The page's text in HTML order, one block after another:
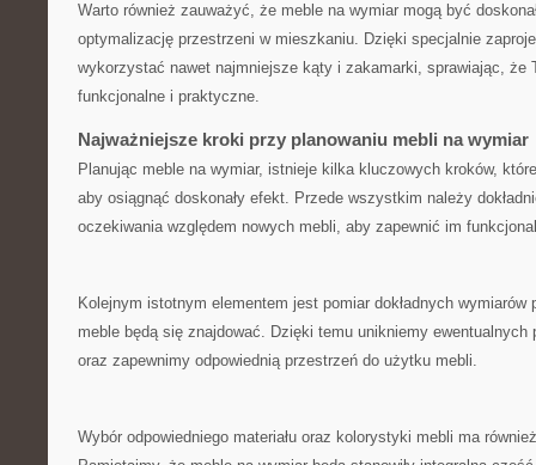
Warto również zauważyć, że meble na wymiar‍ mogą być
optymalizację przestrzeni w mieszkaniu. Dzięki specjalnie
wykorzystać nawet najmniejsze kąty ‍i zakamarki, sprawiając, że
funkcjonalne⁤ i praktyczne.
Najważniejsze kroki przy planowaniu mebli na ⁣wymiar
Planując meble na‌ wymiar, istnieje kilka kluczowych kroków,
aby osiągnąć doskonały efekt. Przede wszystkim należy
oczekiwania względem nowych mebli, aby zapewnić im
Kolejnym‌ istotnym ​elementem jest pomiar dokładnych
meble będą‌ się znajdować. Dzięki temu unikniemy ewentualnych
oraz zapewnimy odpowiednią przestrzeń ‍do użytku mebli.
Wybór odpowiedniego materiału oraz kolorystyki mebli ma